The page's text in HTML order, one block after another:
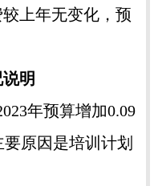
上年无变化，预
明
年预算增加0.09
原因是培训计划